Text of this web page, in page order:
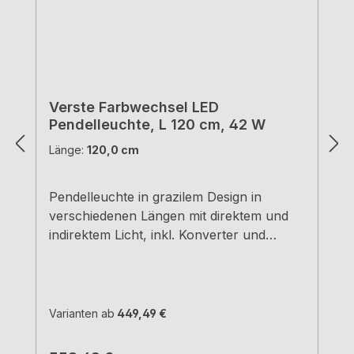
Verste Farbwechsel LED
Pendelleuchte, L 120 cm, 42 W
Länge: 120,0 cm
Pendelleuchte in grazilem Design in
verschiedenen Längen mit direktem und
indirektem Licht, inkl. Konverter und
V stufenlose Regelung der Lichtfarbe von
kaltweiß Memoryfunktion: die letzte
Varianten ab 449,49 €